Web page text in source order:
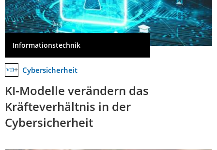
Informationstechnik
Cybersicherheit
KI-Modelle verändern das
Kräfteverhältnis in der
Cybersicherheit